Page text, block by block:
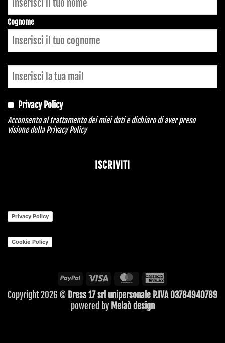
Cognome
Privacy Policy
Acconsento al trattamento dei miei dati e dichiaro di aver preso
visione dellaPrivacy Policy
ISCRIVITI
Privacy Policy
Cookie Policy
PayPal Visa MasterCard
Express
Copyright 2026 © Dress 17 srl unipersonale P.IVA 03784940789
powered by Melaò design